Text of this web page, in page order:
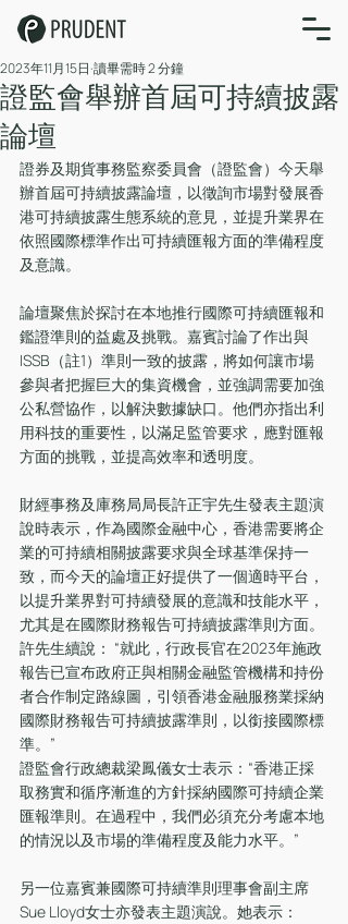
證監會舉辦首屆可持續披露
論壇
2023年11月15日 讀畢需時 2 分鐘
證券及期貨事務監察委員會（證監會）今天舉
辦首屆可持續披露論壇，以徵詢市場對發展香
港可持續披露生態系統的意見，並提升業界在
依照國際標準作出可持續匯報方面的準備程度
及意識。
論壇聚焦於探討在本地推行國際可持續匯報和
鑑證準則的益處及挑戰。嘉賓討論了作出與
ISSB（註1）準則一致的披露，將如何讓市場
參與者把握巨大的集資機會，並強調需要加強
公私營協作，以解決數據缺口。他們亦指出利
用科技的重要性，以滿足監管要求，應對匯報
方面的挑戰，並提高效率和透明度。
財經事務及庫務局局長許正宇先生發表主題演
說時表示，作為國際金融中心，香港需要將企
業的可持續相關披露要求與全球基準保持一
致，而今天的論壇正好提供了一個適時平台，
以提升業界對可持續發展的意識和技能水平，
尤其是在國際財務報告可持續披露準則方面。
許先生續說： “就此，行政長官在2023年施政
報告已宣布政府正與相關金融監管機構和持份
者合作制定路線圖，引領香港金融服務業採納
國際財務報告可持續披露準則，以銜接國際標
準。”
證監會行政總裁梁鳳儀女士表示：“香港正採
取務實和循序漸進的方針採納國際可持續企業
匯報準則。在過程中，我們必須充分考慮本地
的情況以及市場的準備程度及能力水平。”
另一位嘉賓兼國際可持續準則理事會副主席
Sue Lloyd女士亦發表主題演說。她表示：